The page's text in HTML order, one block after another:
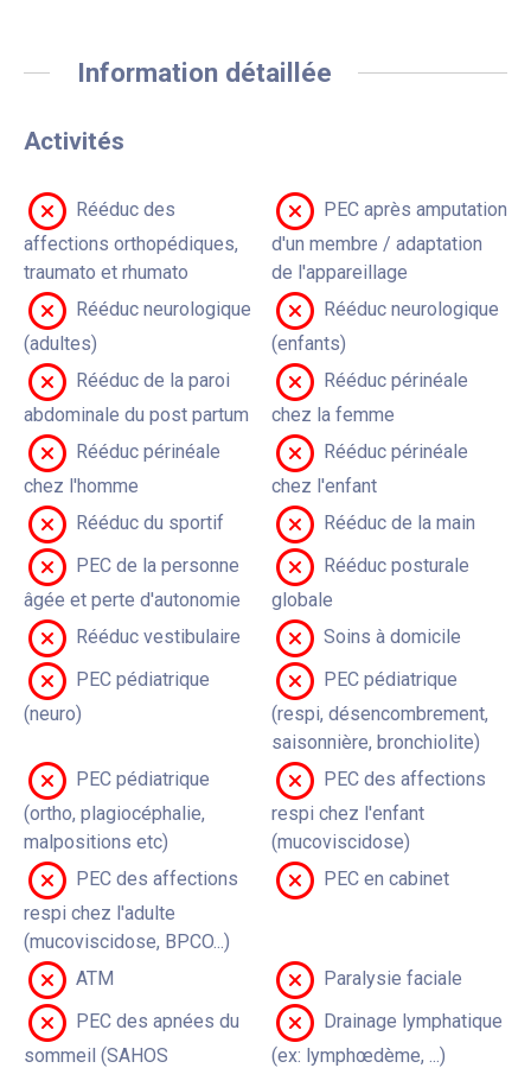
Information détaillée
Activités
Rééduc des
affections orthopédiques,
traumato et rhumato
PEC après amputation
d'un membre / adaptation
de l'appareillage
Rééduc neurologique
(adultes)
Rééduc neurologique
(enfants)
Rééduc de la paroi
abdominale du post partum
Rééduc périnéale
chez la femme
Rééduc périnéale
chez l'homme
Rééduc périnéale
chez l'enfant
Rééduc du sportif
Rééduc de la main
PEC de la personne
âgée et perte d'autonomie
Rééduc posturale
globale
Rééduc vestibulaire
Soins à domicile
PEC pédiatrique
(neuro)
PEC pédiatrique
(respi, désencombrement,
saisonnière, bronchiolite)
PEC pédiatrique
(ortho, plagiocéphalie,
malpositions etc)
PEC des affections
respi chez l'enfant
(mucoviscidose)
PEC des affections
respi chez l'adulte
(mucoviscidose, BPCO...)
PEC en cabinet
ATM
Paralysie faciale
PEC des apnées du
sommeil (SAHOS
Drainage lymphatique
(ex: lymphœdème, ...)